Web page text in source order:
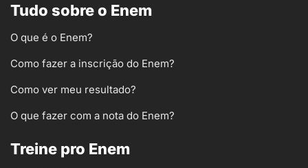
Tudo sobre o Enem
O que é o Enem?
Como fazer a inscrição do Enem?
Como ver meu resultado?
O que fazer com a nota do Enem?
Treine pro Enem